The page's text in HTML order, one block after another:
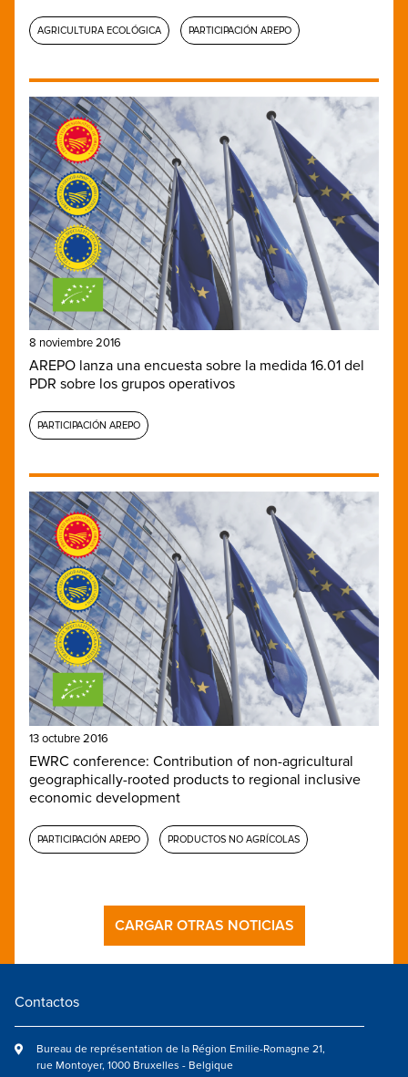
AGRICULTURA ECOLÓGICA PARTICIPACIÓN AREPO
8 noviembre 2016
AREPO lanza una encuesta sobre la medida 16.01 del
PDR sobre los grupos operativos
PARTICIPACIÓN AREPO
13 octubre 2016
EWRC conference: Contribution of non-agricultural
geographically-rooted products to regional inclusive
economic development
PARTICIPACIÓN AREPO PRODUCTOS NO AGRÍCOLAS
CARGAR OTRAS NOTICIAS
Contactos
Bureau de représentation de la Région Emilie-Romagne 21,
rue Montoyer, 1000 Bruxelles - Belgique